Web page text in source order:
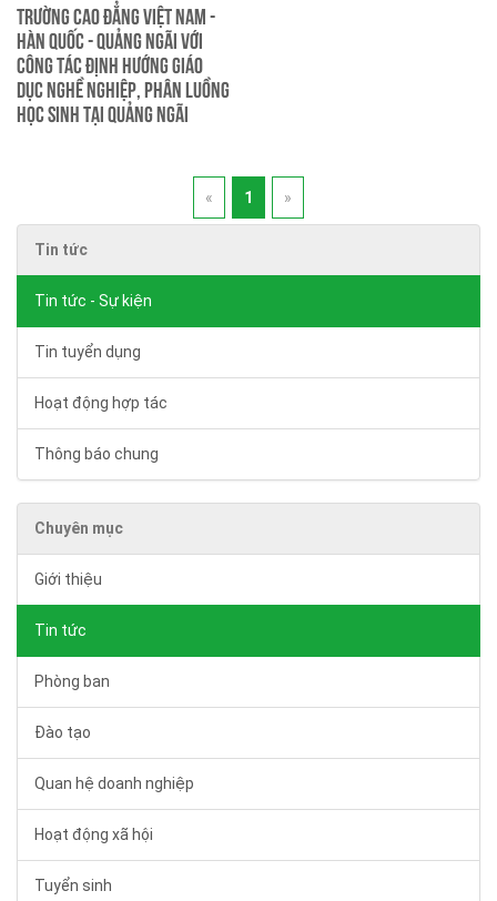
Trường Cao đẳng Việt Nam -
Hàn Quốc - Quảng Ngãi với
công tác định hướng giáo
dục nghề nghiệp, phân luồng
học sinh tại Quảng Ngãi
« 1 »
Tin tức
Tin tức - Sự kiện
Tin tuyển dụng
Hoạt động hợp tác
Thông báo chung
Chuyên mục
Giới thiệu
Tin tức
Phòng ban
Đào tạo
Quan hệ doanh nghiệp
Hoạt động xã hội
Tuyển sinh